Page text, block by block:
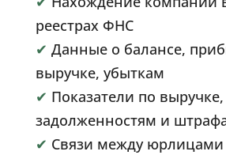
реестрах ФНС
✔ Данные о балансе,
выручке, убыткам
✔ Показатели по выручке,
задолженностям и
✔ Связи между юрлицами